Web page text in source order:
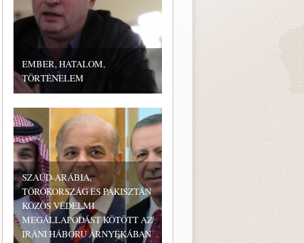
EMBER, HATALOM,
TÖRTÉNELEM
SZAÚD-ARÁBIA,
TÖRÖKORSZÁG ÉS PAKISZTÁN
KÖZÖS VÉDELMI
MEGÁLLAPODÁST KÖTÖTT AZ
IRÁNI HÁBORÚ ÁRNYÉKÁBAN